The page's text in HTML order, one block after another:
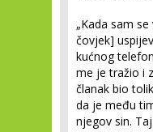
„Kada sam
čovjek]
kućnog
me je tražio i
članak bio
da je među
njegov sin.